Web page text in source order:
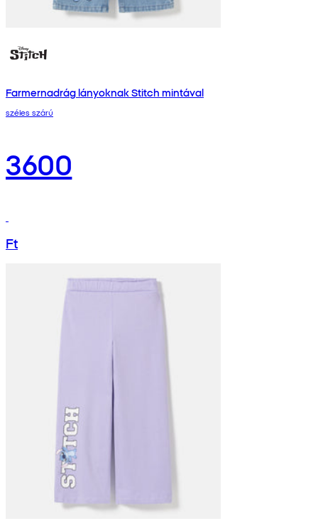
Farmernadrág lányoknak Stitch mintával
széles szárú
3600
Ft